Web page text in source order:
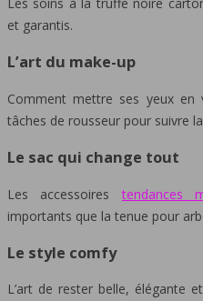
et garantis.
L’art du make-up
Comment mettre ses yeux en
tâches de rousseur pour suivre
Le sac qui change tout
Les accessoirestendances
importants que la tenue pour
Le style comfy
L’art de rester belle, élégante